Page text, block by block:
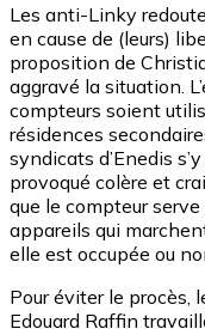
Les anti-Linky
en cause de (leurs)
proposition de
aggravé la situation.
compteurs soient
résidences
syndicats d’Enedis
provoqué colère et
que le compteur
appareils qui
elle est occupée ou
Pour éviter le procès,
Edouard Raffin